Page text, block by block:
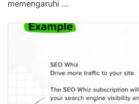
memengaruhi …